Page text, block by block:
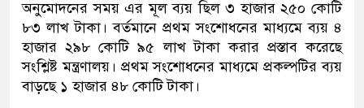
অনুমোদনের সময় এর মূল ব্যয় ছিল ৩ হাজার ২৫০ কোটি
৮৩ লাখ টাকা। বর্তমানে প্রথম সংশোধনের মাধ্যমে ব্যয় ৪
হাজার ২৯৮ কোটি ৯৫ লাখ টাকা করার প্রস্তাব করেছে
সংশ্লিষ্ট মন্ত্রণালয়। প্রথম সংশোধনের মাধ্যমে প্রকল্পটির ব্যয়
বাড়ছে ১ হাজার ৪৮ কোটি টাকা।